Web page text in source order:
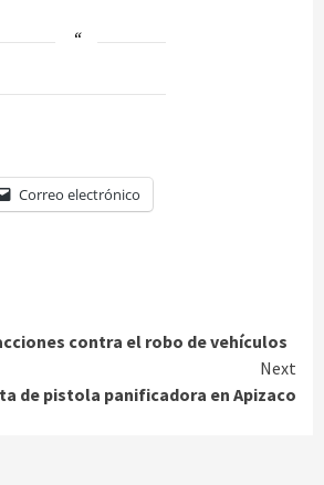
Correo electrónico
contra el robo de vehículos
Next
de pistola panificadora en Apizaco